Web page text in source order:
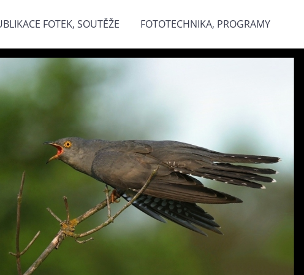
FOTEK, SOUTĚŽE FOTOTECHNIKA, PROGRAMY